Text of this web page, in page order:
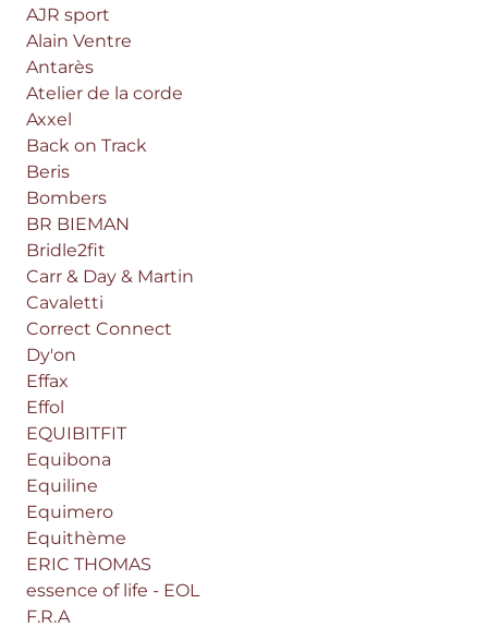
AJR sport
Alain Ventre
Antarès
Atelier de la corde
Axxel
Back on Track
Beris
Bombers
BR BIEMAN
Bridle2fit
Carr & Day & Martin
Cavaletti
Correct Connect
Dy'on
Effax
Effol
EQUIBITFIT
Equibona
Equiline
Equimero
Equithème
ERIC THOMAS
essence of life - EOL
F.R.A